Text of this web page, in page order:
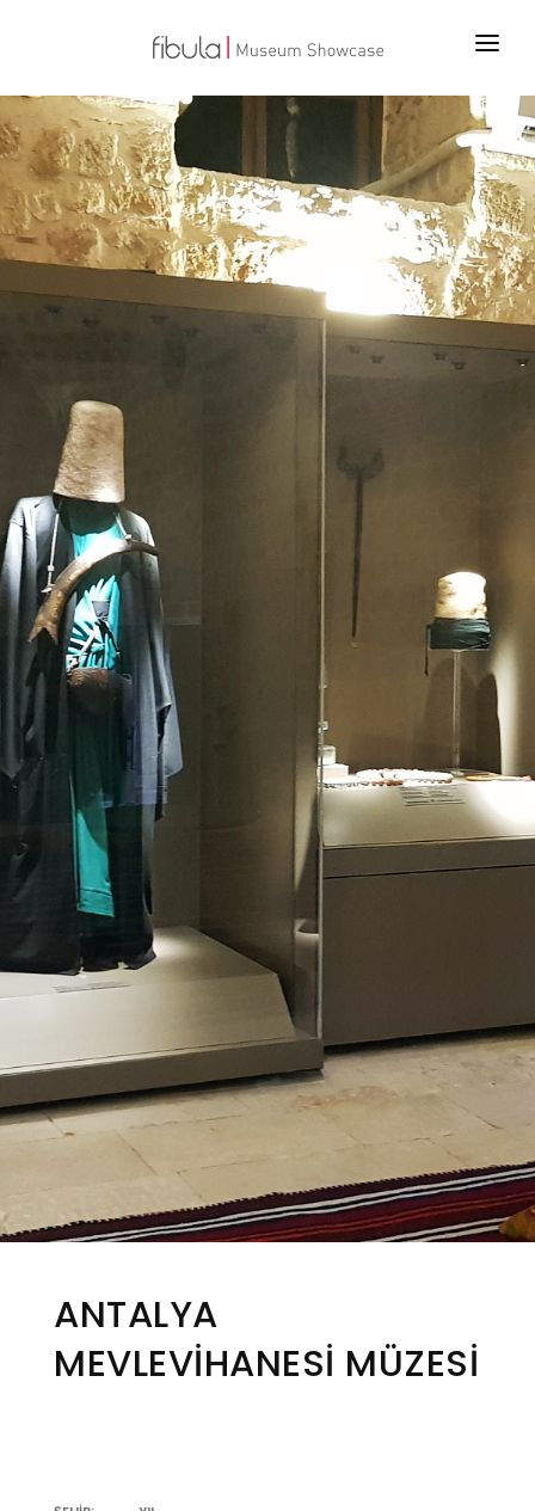
ANA SAYFA
PROJELER
ÜRÜNLER
TEKNOLOJİLER
BİZ KİMİZ
ANTALYA
MEVLEVİHANESİ MÜZESİ